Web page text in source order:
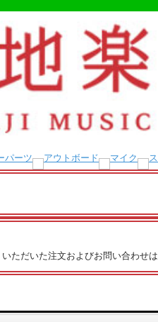
だいた注文およびお問い合わせ